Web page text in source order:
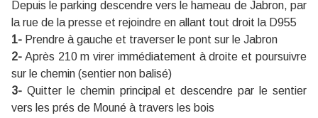
Depuis le parking descendre vers le hameau de Jabron, par
la rue de la presse et rejoindre en allant tout droit la D955
1- Prendre à gauche et traverser le pont sur le Jabron
2- Après 210 m virer immédiatement à droite et poursuivre
sur le chemin (sentier non balisé)
3- Quitter le chemin principal et descendre par le sentier
vers les prés de Mouné à travers les bois